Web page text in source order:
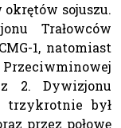
okrętów sojuszu.
Trałowców
1, natomiast
z 2. Dywizjonu
trzykrotnie był
przez połowę